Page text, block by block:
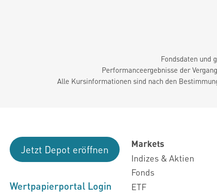
Fondsdaten und
Performanceergebnisse der
Alle Kursinformationen sind nach den
Jetzt Depot eröffnen
Wertpapierportal Login
Markets
Indizes & Aktien
Fonds
ETF